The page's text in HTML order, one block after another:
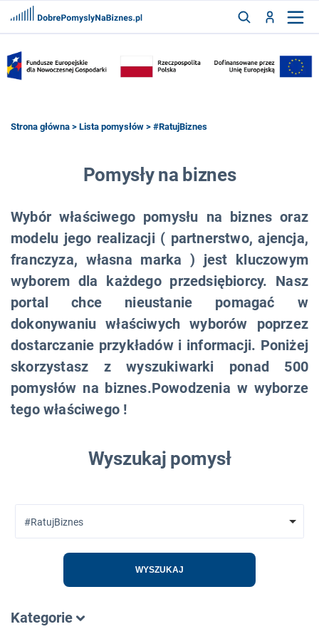
ZALOGUJ
ZAREJESTRUJ
FRANCZYZY
Strona główna > Lista pomysłów > #RatujBiznes
Pomysły na biznes
Wybór właściwego pomysłu na biznes oraz
modelu jego realizacji ( partnerstwo, ajencja,
franczyza, własna marka ) jest kluczowym
wyborem dla każdego przedsiębiorcy. Nasz
portal chce nieustanie pomagać w
dokonywaniu właściwych wyborów poprzez
dostarczanie przykładów i informacji. Poniżej
skorzystasz z wyszukiwarki ponad 500
pomysłów na biznes.Powodzenia w wyborze
tego właściwego !
Wyszukaj pomysł
#RatujBiznes
WYSZUKAJ
Kategorie